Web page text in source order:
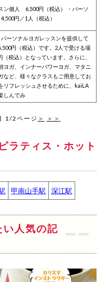
ン個人 6,500円（税込） ・パーソ
円／1人（税込）
ーソナルヨガレッスンを提供して
円（税込）です。2人で受ける場
税込）となっています。さらに、
ヨガ、インナーパワーヨガ、マタニ
など、様々なクラスもご用意してお
リフレッシュさせるために、kaiLA
しんでみ
1/2ページ ＞ ＞＞
ラティス・ホット
甲南山手駅 深江駅
い人気の記